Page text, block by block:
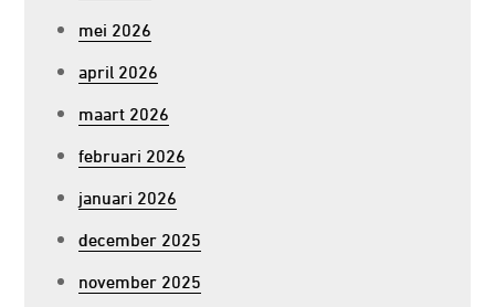
mei 2026
april 2026
maart 2026
februari 2026
januari 2026
december 2025
november 2025